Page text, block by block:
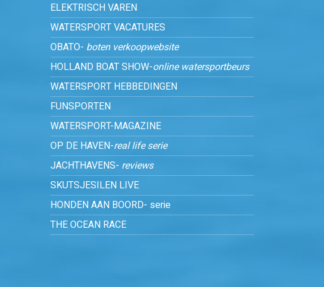
ELEKTRISCH VAREN
WATERSPORT VACATURES
OBATO- boten verkoopwebsite
HOLLAND BOAT SHOW-online watersportbeurs
WATERSPORT HEBBEDINGEN
FUNSPORTEN
WATERSPORT-MAGAZINE
OP DE HAVEN-real life serie
JACHTHAVENS- reviews
SKUTSJESILEN LIVE
HONDEN AAN BOORD- serie
THE OCEAN RACE